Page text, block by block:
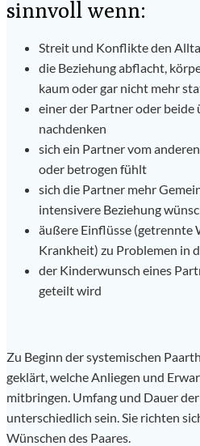
sinnvoll wenn:
Streit und Konflikte den
die Beziehung abflacht,
kaum oder gar nicht mehr
einer der Partner oder beide
nachdenken
sich ein Partner vom
oder betrogen fühlt
sich die Partner mehr
intensivere Beziehung
äußere Einflüsse
Krankheit) zu Problemen in
der Kinderwunsch eines
geteilt wird
Zu Beginn der systemischen
geklärt, welche Anliegen und
mitbringen. Umfang und Dauer
unterschiedlich sein. Sie richten
Wünschen des Paares.